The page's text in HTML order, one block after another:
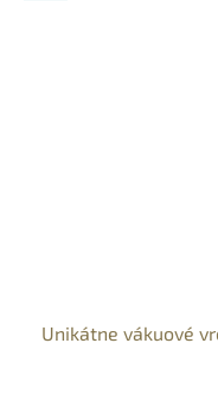
Unikátne vákuové